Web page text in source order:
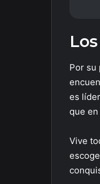
Por su
es
que
Vive